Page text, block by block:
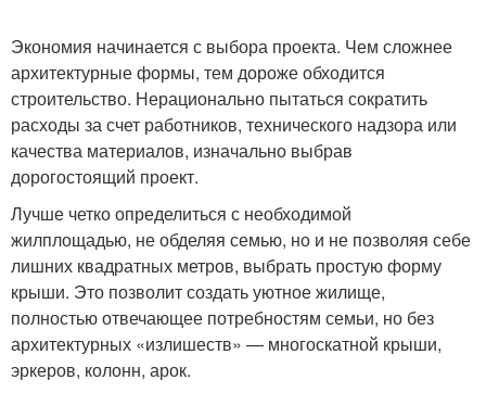
Экономия начинается с выбора проекта. Чем сложнее
архитектурные формы, тем дороже обходится
строительство. Нерационально пытаться сократить
расходы за счет работников, технического надзора или
качества материалов, изначально выбрав
дорогостоящий проект.
Лучше четко определиться с необходимой
жилплощадью, не обделяя семью, но и не позволяя себе
лишних квадратных метров, выбрать простую форму
крыши. Это позволит создать уютное жилище,
полностью отвечающее потребностям семьи, но без
архитектурных «излишеств» — многоскатной крыши,
эркеров, колонн, арок.